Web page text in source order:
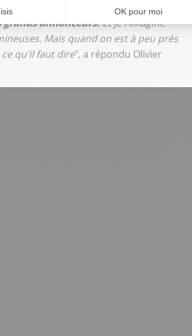
frontière est parfois beaucoup plus
grands annonceurs.Et je l'imagine
Mais quand on est à peu près
qu'il faut dire", a répondu Olivier